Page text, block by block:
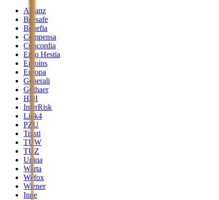
Allianz
Beesafe
Benefia
Compensa
Concordia
Ergo Hestia
Euroins
Europa
Generali
Gothaer
HDI
InterRisk
Link4
PZU
Trasti
TUW
TUZ
Uniqa
Warta
Wefox
Wiener
Inne